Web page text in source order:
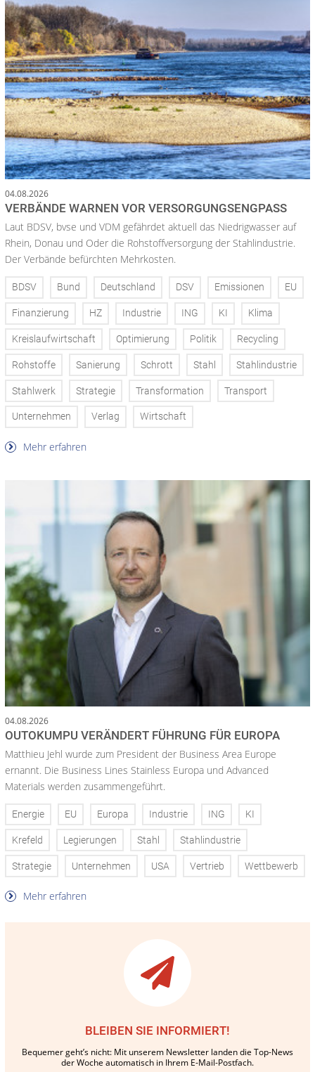
04.08.2026
VERBÄNDE WARNEN VOR VERSORGUNGSENGPASS
Laut BDSV, bvse und VDM gefährdet aktuell das Niedrigwasser auf
Rhein, Donau und Oder die Rohstoffversorgung der Stahlindustrie.
Der Verbände befürchten Mehrkosten.
BDSV Bund Deutschland DSV Emissionen EU
Finanzierung HZ Industrie ING KI Klima
Kreislaufwirtschaft Optimierung Politik Recycling
Rohstoffe Sanierung Schrott Stahl Stahlindustrie
Stahlwerk Strategie Transformation Transport
Unternehmen Verlag Wirtschaft
Mehr erfahren
04.08.2026
OUTOKUMPU VERÄNDERT FÜHRUNG FÜR EUROPA
Matthieu Jehl wurde zum President der Business Area Europe
ernannt. Die Business Lines Stainless Europa und Advanced
Materials werden zusammengeführt.
Energie EU Europa Industrie ING KI
Krefeld Legierungen Stahl Stahlindustrie
Strategie Unternehmen USA Vertrieb Wettbewerb
Mehr erfahren
BLEIBEN SIE INFORMIERT!
Bequemer geht’s nicht: Mit unserem Newsletter landen die Top-News
der Woche automatisch in Ihrem E-Mail-Postfach.